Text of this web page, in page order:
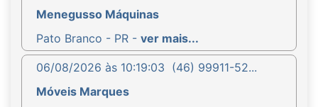
Menegusso Máquinas
Pato Branco - PR - ver mais...
06/08/2026 às 10:19:03 (46) 99911-52...
Móveis Marques